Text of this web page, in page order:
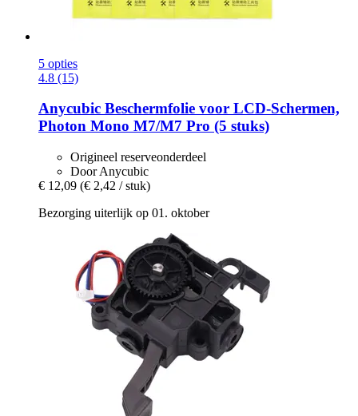
5 opties
4.8 (15)
Anycubic Beschermfolie voor LCD-​Schermen,
Photon Mono M7/M7 Pro (5 stuks)
Origineel reserveonderdeel
Door Anycubic
€ 12,09 (€ 2,42 / stuk)
Bezorging uiterlijk op 01. oktober